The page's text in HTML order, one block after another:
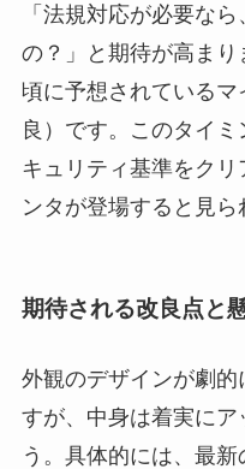
「法規対応が必要な
の？」と期待が高ま
頃に予想されている
良）です。このタイ
キュリティ基準をク
ンタが登場すると見ら
期待される改良点と
外観のデザインが劇
すが、中身は着実にア
う。具体的には、最